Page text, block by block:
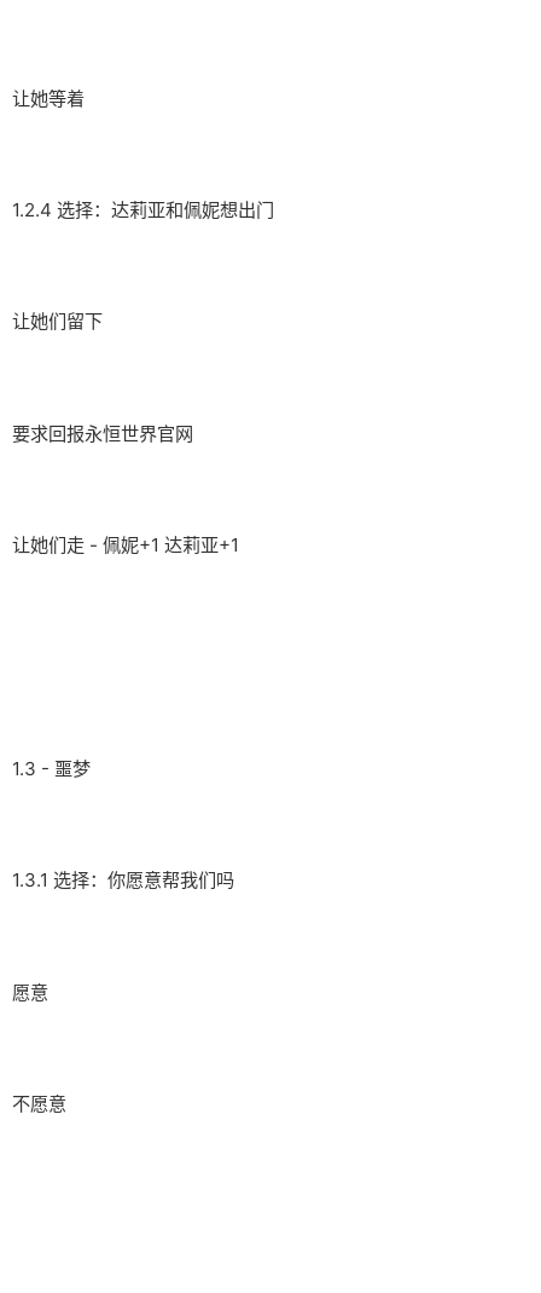
让她等着
1.2.4 选择：达莉亚和佩妮想出门
让她们留下
要求回报永恒世界官网
让她们走 - 佩妮+1 达莉亚+1
1.3 - 噩梦
1.3.1 选择：你愿意帮我们吗
愿意
不愿意